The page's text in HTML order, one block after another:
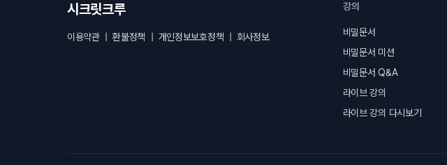
시크릿크루
이용약관|환불정책 개인정보보호정책 회사정보
강의
비밀문서
비밀문서 미션
비밀문서 Q&A
라이브 강의
라이브 강의 다시보기